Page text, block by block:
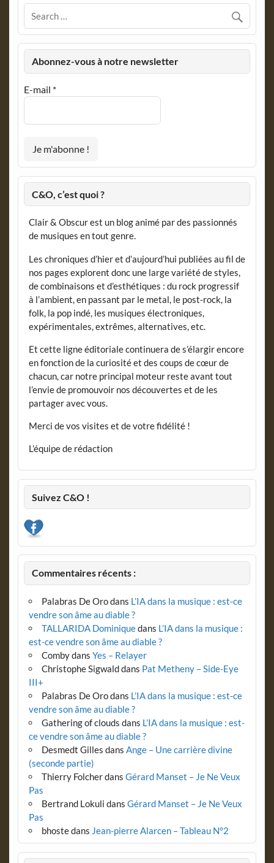
Abonnez-vous à notre newsletter
E-mail *
C&O, c’est quoi ?
Clair & Obscur est un blog animé par des passionnés
de musiques en tout genre.
Les chroniques d’hier et d’aujourd’hui publiées au fil de
nos pages explorent donc une large variété de styles,
de combinaisons et d’esthétiques : du rock progressif
à l’ambient, en passant par le metal, le post-rock, la
folk, la pop indé, les musiques électroniques,
expérimentales, extrêmes, alternatives, etc.
Et cette ligne éditoriale continuera de s’élargir encore
en fonction de la curiosité et des coups de cœur de
chacun, car notre principal moteur reste avant tout
l’envie de promouvoir nos découvertes et de les
partager avec vous.
Merci de vos visites et de votre fidélité !
L’équipe de rédaction
Suivez C&O !
Commentaires récents :
Palabras De Orodans L’IA dans la musique : est-ce
vendre son âme au diable ?
TALLARIDA Dominiquedans L’IA dans la musique :
est-ce vendre son âme au diable ?
Combydans Yes – Relayer
Christophe Sigwalddans Pat Metheny – Side-Eye
III+
Palabras De Orodans L’IA dans la musique : est-ce
vendre son âme au diable ?
Gathering of clouds dans L’IA dans la musique : est-
ce vendre son âme au diable ?
Desmedt Gilles dans Ange – Une carrière divine
(seconde partie)
Thierry Folcherdans Gérard Manset – Je Ne Veux
Pas
Bertrand Lokuli dans Gérard Manset – Je Ne Veux
Pas
bhostedans Jean-pierre Alarcen – Tableau N°2